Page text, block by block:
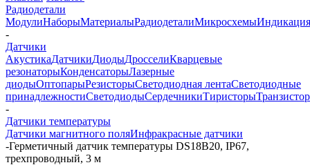
Радиодетали
МодулиНаборыМатериалыРадиодеталиМикросхемыИндикация
-
Датчики
АкустикаДатчикиДиодыДросселиКварцевые
резонаторыКонденсаторыЛазерные
диодыОптопарыРезисторыСветодиодная лентаСветодиодные
принадлежностиСветодиодыСердечникиТиристоры
-
Датчики температуры
Датчики магнитного поляИнфракрасные датчики
-Герметичный датчик температуры DS18B20, IP67,
трехпроводный, 3 м